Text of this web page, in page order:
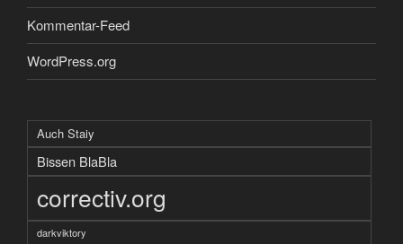
Kommentar-Feed
WordPress.org
Auch Staiy
Bissen BlaBla
correctiv.org
darkviktory